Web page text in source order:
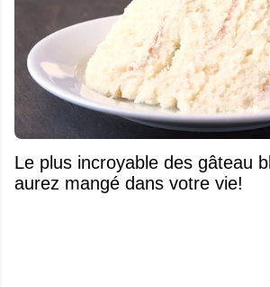
Le plus incroyable des gâteau
aurez mangé dans votre vie!